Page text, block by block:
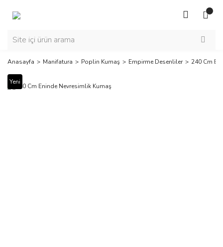
Anasayfa Manifatura Poplin Kumaş Empirme Desenliler 240 Cm
Yeni